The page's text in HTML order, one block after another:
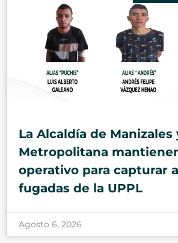
La Alcaldía de Manizales
Metropolitana
operativo para capturar
fugadas de la UPPL
Agosto 6, 2026